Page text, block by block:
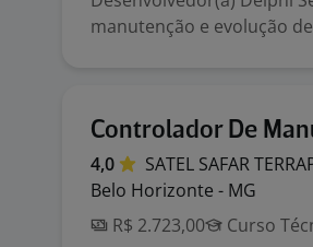
manutenção e evolução
Controlador De
4,0 SATEL SAFAR
Belo Horizonte - MG
R$ 2.723,00
Curso